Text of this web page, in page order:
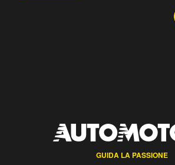
GUIDA LA PASSIONE